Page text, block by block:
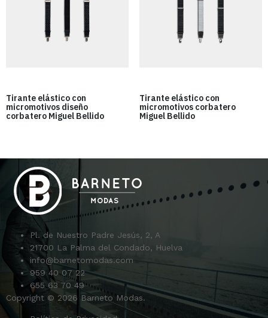
Tirante elástico con
micromotivos diseño
corbatero Miguel Bellido
Tirante elástico con
micromotivos corbatero
Miguel Bellido
Pl. de Nuestro Padre Jesús, 2, A
21700 La Palma del Condado, Huelva
info@barnetomodas.com
959 40 07 22
655 63 70 49
Copyright © 2026 Barneto Modas.